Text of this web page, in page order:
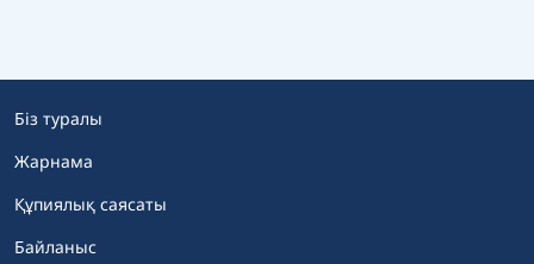
Біз туралы
Жарнама
Құпиялық саясаты
Байланыс